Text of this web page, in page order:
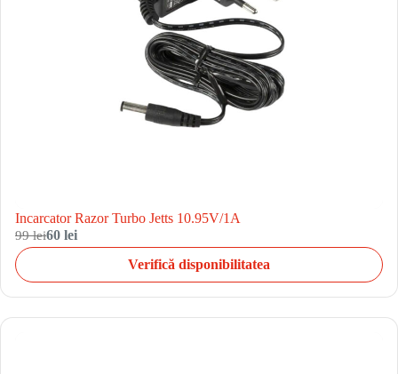
Incarcator Razor Turbo Jetts 10.95V/1A
99 lei60 lei
Verifică disponibilitatea